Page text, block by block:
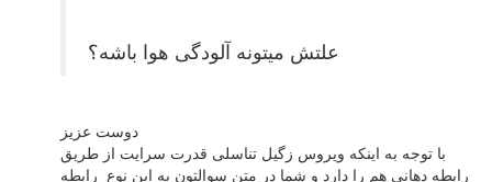
علتش میتونه آلودگی هوا باشه؟
دوست عزیز
با توجه به اینکه ویروس زگیل تناسلی قدرت سرایت از طریق
رابطه دهانی هم را دارد و شما در متن سوالتون به این نوع رابطه